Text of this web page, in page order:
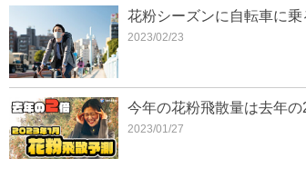
花粉シーズンに自転車に
2023/02/23
今年の花粉飛散量は去年
2023/01/27